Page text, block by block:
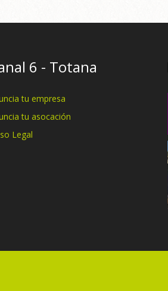
6 - Totana
tu empresa
tu asocación
Legal